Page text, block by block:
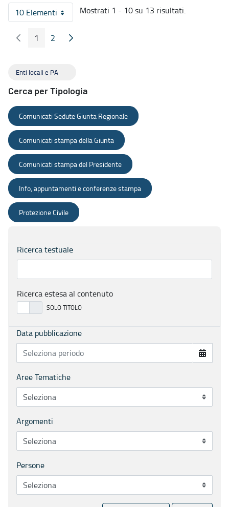
10 ElementiPer pagina
Mostrati 1 - 10 su 13 risultati.
Pagina Precedente
Pagina
1 Pagina
2 Pagina Seguente
Enti locali e PA
Cerca per Tipologia
Comunicati Sedute Giunta Regionale
Comunicati stampa della Giunta
Comunicati stampa del Presidente
Info, appuntamenti e conferenze stampa
Protezione Civile
Ricerca testuale
Ricerca estesa al contenuto
Data pubblicazione
Aree Tematiche
Argomenti
Persone